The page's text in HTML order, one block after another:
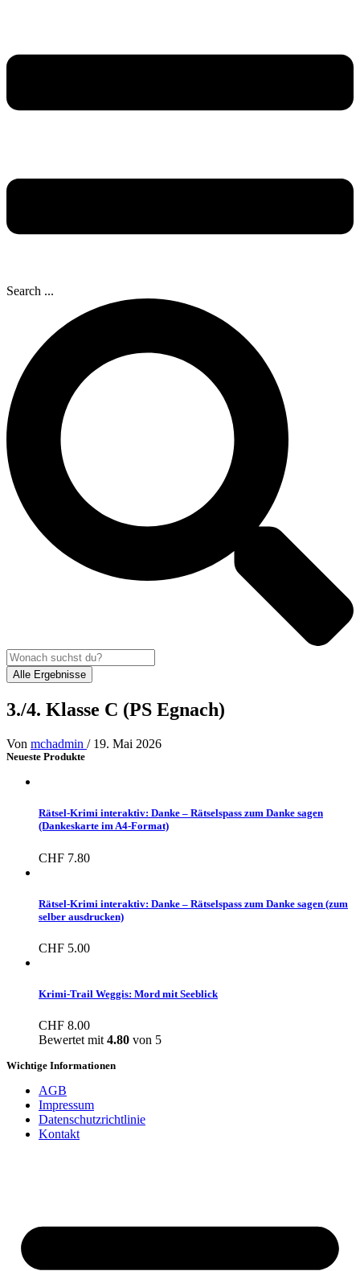
Search ...
Alle Ergebnisse
3./4. Klasse C (PS Egnach)
Von mchadmin / 19. Mai 2026
Neueste Produkte
Rätsel-Krimi interaktiv: Danke – Rätselspass zum Danke sagen
(Dankeskarte im A4-Format)
CHF 7.80
Rätsel-Krimi interaktiv: Danke – Rätselspass zum Danke sagen (zum
selber ausdrucken)
CHF 5.00
Krimi-Trail Weggis: Mord mit Seeblick
CHF 8.00
Bewertet mit 4.80 von 5
Wichtige Informationen
AGB
Impressum
Datenschutzrichtlinie
Kontakt